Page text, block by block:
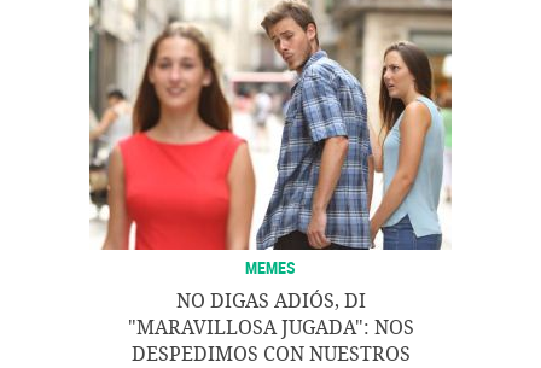
MEMES
NO DIGAS ADIÓS, DI
"MARAVILLOSA JUGADA": NOS
DESPEDIMOS CON NUESTROS